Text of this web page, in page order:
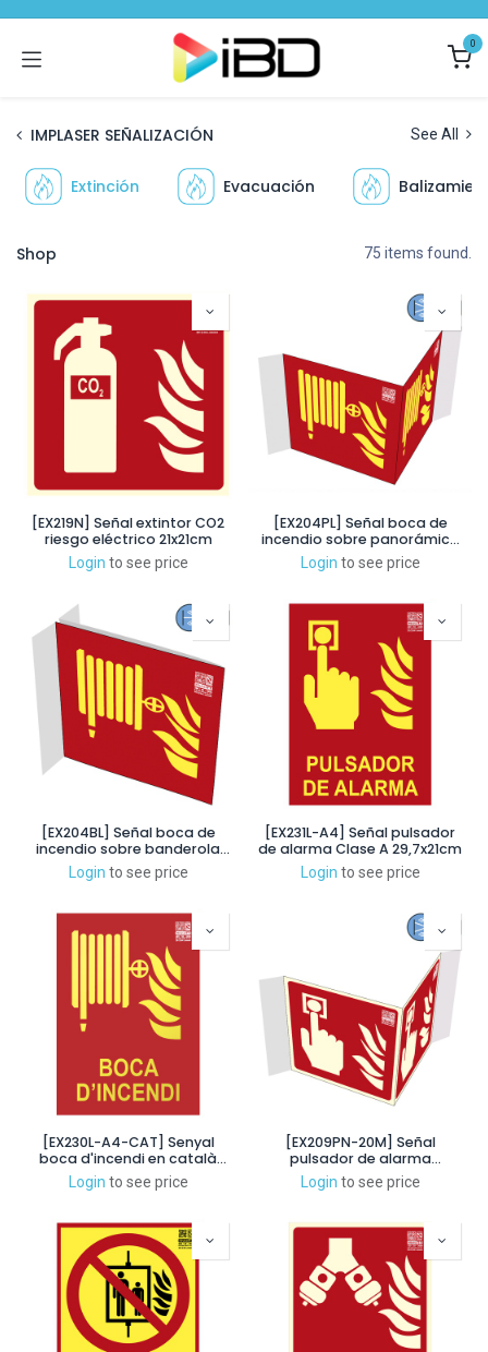
0
IMPLASER SEÑALIZACIÓN See All
Extinción Evacuación
Shop 75 items found.
[EX219N] Señal extintor CO2
riesgo eléctrico 21x21cm
Login to see price
[EX204PL] Señal boca de
incendio sobre panorámica
Clase A 21x21cm
Login to see price
[EX204BL] Señal boca de
incendio sobre banderola
Clase A 21x21cm
Login to see price
[EX231L-A4] Señal pulsador
de alarma Clase A 29,7x21cm
Login to see price
[EX230L-A4-CAT] Senyal
boca d'incendi en català
Classe A 29,7x21cm
Login to see price
[EX209PN-20M] Señal
pulsador de alarma
panorámica 42x42cm. 20m
Login to see price